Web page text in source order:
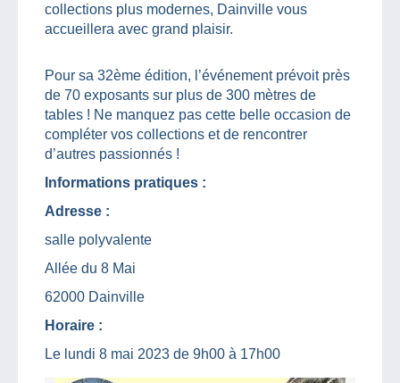
collections plus modernes, Dainville vous
accueillera avec grand plaisir.
Pour sa 32ème édition, l’événement prévoit près
de 70 exposants sur plus de 300 mètres de
tables ! Ne manquez pas cette belle occasion de
compléter vos collections et de rencontrer
d’autres passionnés !
Informations pratiques :
Adresse :
salle polyvalente
Allée du 8 Mai
62000 Dainville
Horaire :
Le lundi 8 mai 2023 de 9h00 à 17h00